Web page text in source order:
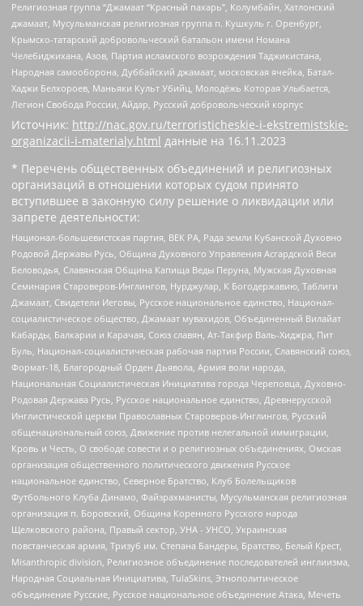
Религиозная группа “Джамаат “Красный пахарь”, Колумбайн, Хатлонский
джамаат, Мусульманская религиозная группа п. Кушкуль г. Оренбург,
Крымско-татарский добровольческий батальон имени Номана
Челебиджихана, Азов, Партия исламского возрождения Таджикистана,
Народная самооборона, Дуббайский джамаат, московская ячейка, Батал-
Хаджи Белхороев, Маньяки Культ Убийц, Молодёжь Которая Улыбается,
Легион Свобода России, Айдар, Русский добровольческий корпус
Источник: http://nac.gov.ru/terroristicheskie-i-ekstremistskie-
organizacii-i-materialy.html данные на 16.11.2023
* Перечень общественных объединений и религиозных
организаций в отношении которых судом принято
вступившее в законную силу решение о ликвидации или
запрете деятельности:
Национал-большевистская партия, ВЕК РА, Рада земли Кубанской Духовно
Родовой Державы Русь, Община Духовного Управления Асгардской Веси
Беловодья, Славянская Община Капища Веды Перуна, Мужская Духовная
Семинария Староверов-Инглингов, Нурджулар, К Богодержавию, Таблиги
Джамаат, Свидетели Иеговы, Русское национальное единство, Национал-
социалистическое общество, Джамаат мувахидов, Объединенный Вилайат
Кабарды, Балкарии и Карачая, Союз славян, Ат-Такфир Валь-Хиджра, Пит
Буль, Национал-социалистическая рабочая партия России, Славянский союз,
Формат-18, Благородный Орден Дьявола, Армия воли народа,
Национальная Социалистическая Инициатива города Череповца, Духовно-
Родовая Держава Русь, Русское национальное единство, Древнерусской
Инглистической церкви Православных Староверов-Инглингов, Русский
общенациональный союз, Движение против нелегальной иммиграции,
Кровь и Честь, О свободе совести и о религиозных объединениях, Омская
организация общественного политического движения Русское
национальное единство, Северное Братство, Клуб Болельщиков
Футбольного Клуба Динамо, Файзрахманисты, Мусульманская религиозная
организация п. Боровский, Община Коренного Русского народа
Щелковского района, Правый сектор, УНА - УНСО, Украинская
повстанческая армия, Тризуб им. Степана Бандеры, Братство, Белый Крест,
Misanthropic division, Религиозное объединение последователей инглиизма,
Народная Социальная Инициатива, TulaSkins, Этнополитическое
объединение Русские, Русское национальное объединение Атака, Мечеть